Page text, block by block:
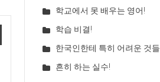
학교에서 못 배우는 영어!
학습 비결!
한국인한테 특히 어려운 것들
흔히 하는 실수!